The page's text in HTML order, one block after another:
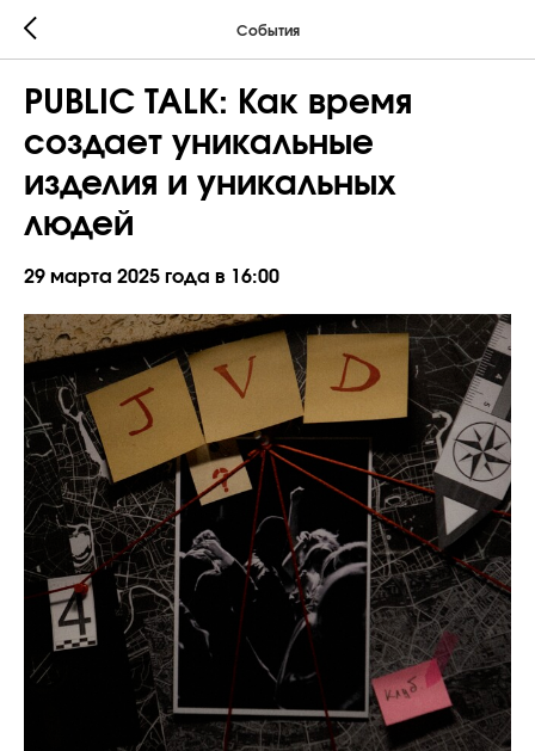
События
PUBLIC TALK: Как время
создает уникальные
изделия и уникальных
людей
29 марта 2025 года в 16:00